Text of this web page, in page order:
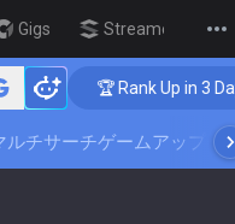
Gigs Streamer Overlay
🏆 Rank Up in 3 Days!
ルチサーチゲームアップデ